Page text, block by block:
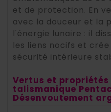
et de protection. En
avec la douceur et la
l'énergie lunaire : il
les liens nocifs et
sécurité intérieure
Vertus et
talismanique
Désenvoutement